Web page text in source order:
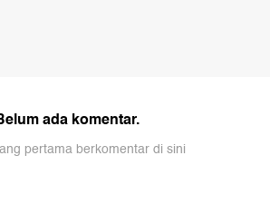
ada komentar.
pertama berkomentar di sini